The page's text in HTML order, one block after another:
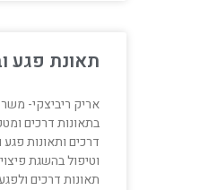
תאונת פגע
אריק ריביצקי-
בתאונות דרכים
דרכים ותאונות
וטיפול בהשגת
תאונות דרכים